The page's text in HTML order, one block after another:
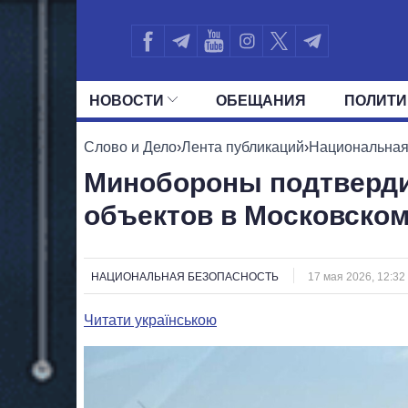
НОВОСТИ ОБЕЩАНИЯ
ВСЕ ПОЛИТИКИ ПРЕЗИДЕНТ И
Слово и Дело›Лента публикаций›
Минобороны
объектов в
НАЦИОНАЛЬНАЯ БЕЗОПАСНОСТЬ 17 мая 2026, 12:32
Читати українською